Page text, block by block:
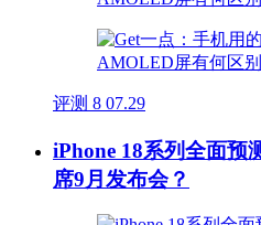
评测 8 07.29
iPhone 18系列全面预
席9月发布会？